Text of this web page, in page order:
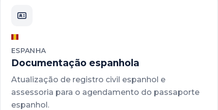
ESPANHA
Documentação espanhola
Atualização de registro civil espanhol e
assessoria para o agendamento do passaporte
espanhol.